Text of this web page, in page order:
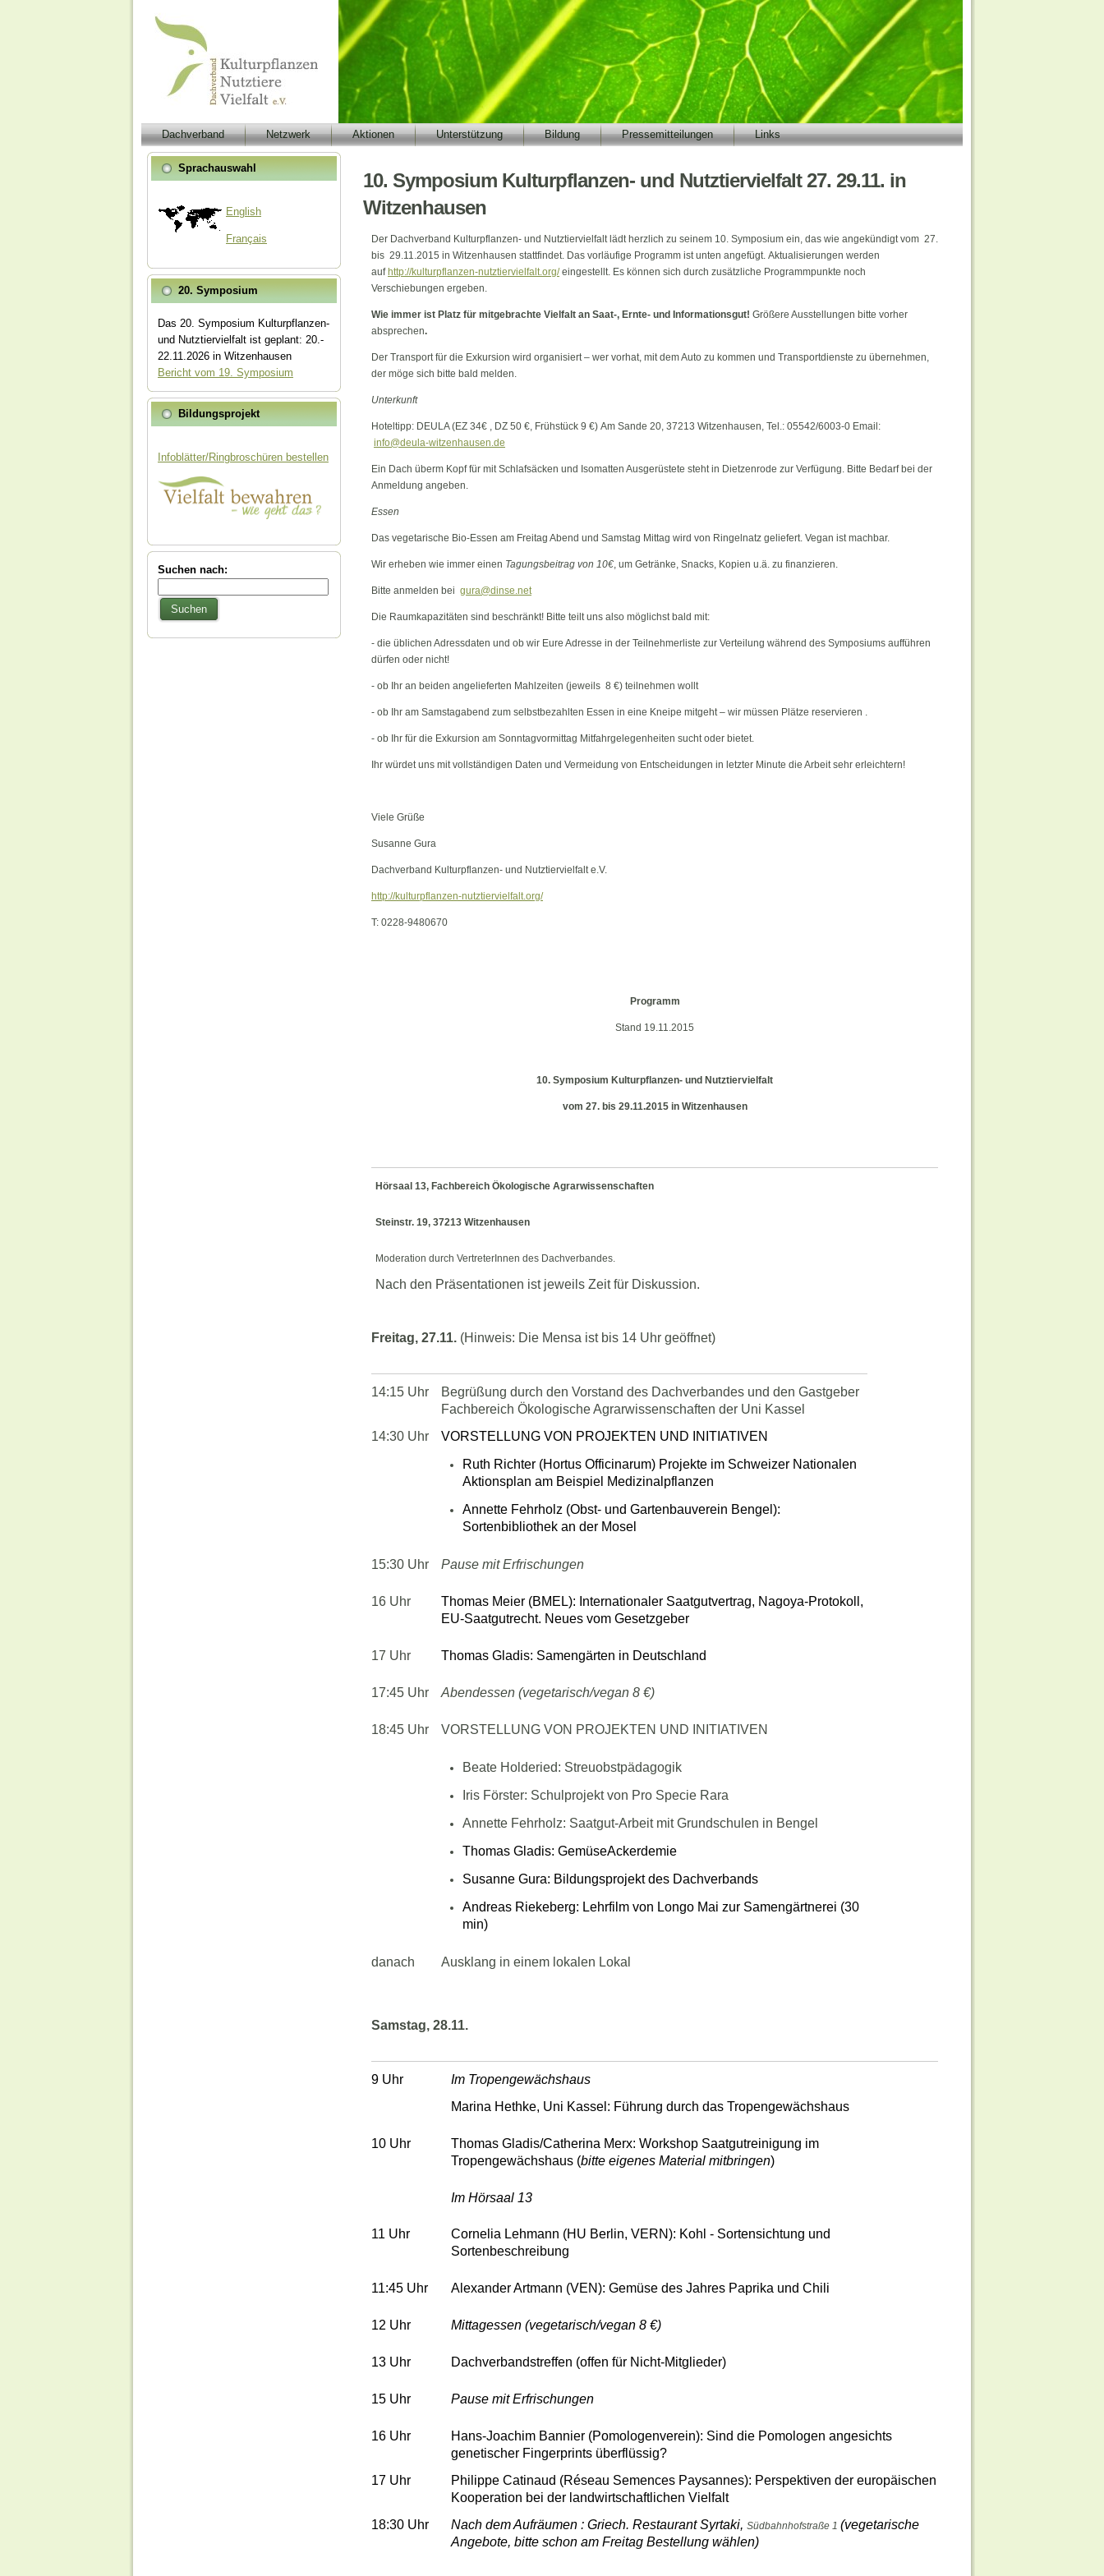
Dachverband Netzwerk Aktionen Unterstützung Bildung Pressemitteilungen Links
Sprachauswahl
English
Français
20. Symposium
Das 20. Symposium Kulturpflanzen-
und Nutztiervielfalt ist geplant: 20.-
22.11.2026 in Witzenhausen
Bericht vom 19. Symposium
Bildungsprojekt
Infoblätter/Ringbroschüren bestellen
Suchen nach:
Suchen
10. Symposium Kulturpflanzen- und Nutztiervielfalt 27. 29.11. in
Witzenhausen
Der Dachverband Kulturpflanzen- und Nutztiervielfalt lädt herzlich zu seinem 10. Symposium ein, das wie angekündigt vom 27.
bis 29.11.2015 in Witzenhausen stattfindet. Das vorläufige Programm ist unten angefügt. Aktualisierungen werden
auf http://kulturpflanzen-nutztiervielfalt.org/eingestellt. Es können sich durch zusätzliche Programmpunkte noch
Verschiebungen ergeben.
Wie immer ist Platz für mitgebrachte Vielfalt an Saat-, Ernte- und Informationsgut! Größere Ausstellungen bitte vorher
absprechen.
Der Transport für die Exkursion wird organisiert – wer vorhat, mit dem Auto zu kommen und Transportdienste zu übernehmen,
der möge sich bitte bald melden.
Unterkunft
Hoteltipp: DEULA (EZ 34€ , DZ 50 €, Frühstück 9 €) Am Sande 20, 37213 Witzenhausen, Tel.: 05542/6003-0 Email:
info@deula-witzenhausen.de
Ein Dach überm Kopf für mit Schlafsäcken und Isomatten Ausgerüstete steht in Dietzenrode zur Verfügung. Bitte Bedarf bei der
Anmeldung angeben.
Essen
Das vegetarische Bio-Essen am Freitag Abend und Samstag Mittag wird von Ringelnatz geliefert. Vegan ist machbar.
Wir erheben wie immer einen Tagungsbeitrag von 10€, um Getränke, Snacks, Kopien u.ä. zu finanzieren.
Bitte anmelden bei gura@dinse.net
Die Raumkapazitäten sind beschränkt! Bitte teilt uns also möglichst bald mit:
- die üblichen Adressdaten und ob wir Eure Adresse in der Teilnehmerliste zur Verteilung während des Symposiums aufführen
dürfen oder nicht!
- ob Ihr an beiden angelieferten Mahlzeiten (jeweils 8 €) teilnehmen wollt
- ob Ihr am Samstagabend zum selbstbezahlten Essen in eine Kneipe mitgeht – wir müssen Plätze reservieren .
- ob Ihr für die Exkursion am Sonntagvormittag Mitfahrgelegenheiten sucht oder bietet.
Ihr würdet uns mit vollständigen Daten und Vermeidung von Entscheidungen in letzter Minute die Arbeit sehr erleichtern!
Viele Grüße
Susanne Gura
Dachverband Kulturpflanzen- und Nutztiervielfalt e.V.
http://kulturpflanzen-nutztiervielfalt.org/
T: 0228-9480670
Programm
Stand 19.11.2015
10. Symposium Kulturpflanzen- und Nutztiervielfalt
vom 27. bis 29.11.2015 in Witzenhausen
Hörsaal 13, Fachbereich Ökologische Agrarwissenschaften
Steinstr. 19, 37213 Witzenhausen
Moderation durch VertreterInnen des Dachverbandes.
Nach den Präsentationen ist jeweils Zeit für Diskussion.
Freitag, 27.11. (Hinweis: Die Mensa ist bis 14 Uhr geöffnet)
14:15 Uhr
Begrüßung durch den Vorstand des Dachverbandes und den Gastgeber
Fachbereich Ökologische Agrarwissenschaften der Uni Kassel
14:30 Uhr
VORSTELLUNG VON PROJEKTEN UND INITIATIVEN
Ruth Richter (Hortus Officinarum) Projekte im Schweizer Nationalen
Aktionsplan am Beispiel Medizinalpflanzen
Annette Fehrholz (Obst- und Gartenbauverein Bengel):
Sortenbibliothek an der Mosel
15:30 Uhr Pause mit Erfrischungen
16 Uhr
Thomas Meier (BMEL): Internationaler Saatgutvertrag, Nagoya-Protokoll,
EU-Saatgutrecht. Neues vom Gesetzgeber
17 Uhr Thomas Gladis: Samengärten in Deutschland
17:45 Uhr Abendessen (vegetarisch/vegan 8 €)
18:45 Uhr VORSTELLUNG VON PROJEKTEN UND INITIATIVEN
Beate Holderied: Streuobstpädagogik
Iris Förster: Schulprojekt von Pro Specie Rara
Annette Fehrholz: Saatgut-Arbeit mit Grundschulen in Bengel
Thomas Gladis: GemüseAckerdemie
Susanne Gura: Bildungsprojekt des Dachverbands
Andreas Riekeberg: Lehrfilm von Longo Mai zur Samengärtnerei (30
min)
danach Ausklang in einem lokalen Lokal
Samstag, 28.11.
9 Uhr
Im Tropengewächshaus
Marina Hethke, Uni Kassel: Führung durch das Tropengewächshaus
10 Uhr
Thomas Gladis/Catherina Merx: Workshop Saatgutreinigung im
Tropengewächshaus (bitte eigenes Material mitbringen)
Im Hörsaal 13
11 Uhr
Cornelia Lehmann (HU Berlin, VERN): Kohl - Sortensichtung und
Sortenbeschreibung
11:45 Uhr Alexander Artmann (VEN): Gemüse des Jahres Paprika und Chili
12 Uhr Mittagessen (vegetarisch/vegan 8 €)
13 Uhr Dachverbandstreffen (offen für Nicht-Mitglieder)
15 Uhr Pause mit Erfrischungen
16 Uhr
Hans-Joachim Bannier (Pomologenverein): Sind die Pomologen angesichts
genetischer Fingerprints überflüssig?
17 Uhr
Philippe Catinaud (Réseau Semences Paysannes): Perspektiven der europäischen
Kooperation bei der landwirtschaftlichen Vielfalt
18:30 Uhr
Nach dem Aufräumen : Griech. Restaurant Syrtaki, Südbahnhofstraße 1 (vegetarische
Angebote, bitte schon am Freitag Bestellung wählen)